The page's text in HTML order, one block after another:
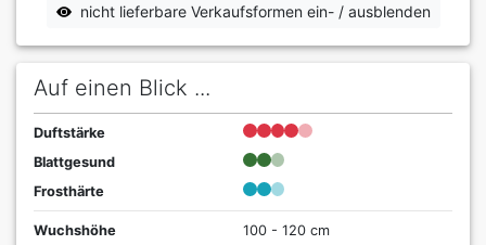
nicht lieferbare Verkaufsformen ein- / ausblenden
Auf einen Blick ...
Duftstärke
Blattgesund
Frosthärte
Wuchshöhe 100 - 120 cm